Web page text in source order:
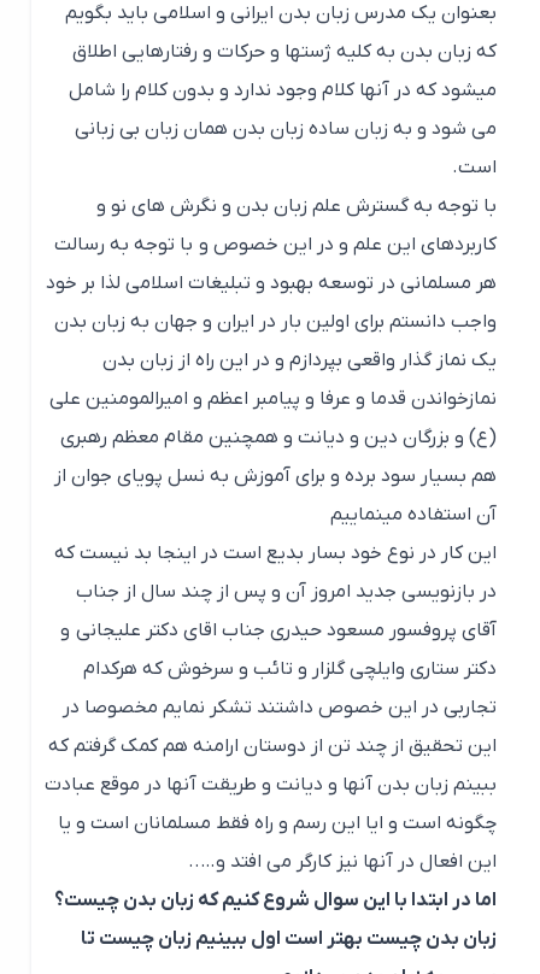
بعنوان یک مدرس زبان بدن ایرانی و اسلامی باید بگویم
که زبان بدن به کلیه ژستها و حرکات و رفتارهایی اطلاق
میشود که در آنها کلام وجود ندارد و بدون کلام را شامل
می شود و به زبان ساده زبان بدن همان زبان بی زبانی
است.
با توجه به گسترش علم زبان بدن و نگرش های نو و
کاربردهای این علم و در این خصوص و با توجه به رسالت
هر مسلمانی در توسعه بهبود و تبلیغات اسلامی لذا بر خود
واجب دانستم برای اولین بار در ایران و جهان به زبان بدن
یک نماز گذار واقعی بپردازم و در این راه از زبان بدن
نمازخواندن قدما و عرفا و پیامبر اعظم و امیرالمومنین علی
(ع) و بزرگان دین و دیانت و همچنین مقام معظم رهبری
هم بسیار سود برده و برای آموزش به نسل پویای جوان از
آن استفاده مینماییم
این کار در نوع خود بسار بدیع است در اینجا بد نیست که
در بازنویسی جدید امروز آن و پس از چند سال از جناب
آقای پروفسور مسعود حیدری جناب اقای دکتر علیجانی و
دکتر ستاری وایلچی گلزار و تائب و سرخوش که هرکدام
تجاربی در این خصوص داشتند تشکر نمایم مخصوصا در
این تحقیق از چند تن از دوستان ارامنه هم کمک گرفتم که
ببینم زبان بدن آنها و دیانت و طریقت آنها در موقع عبادت
چگونه است و ایا این رسم و راه فقط مسلمانان است و یا
این افعال در آنها نیز کارگر می افتد و…..
اما در ابتدا با این سوال شروع کنیم که زبان بدن چیست؟
زبان بدن چیست بهتر است اول ببینیم زبان چیست تا